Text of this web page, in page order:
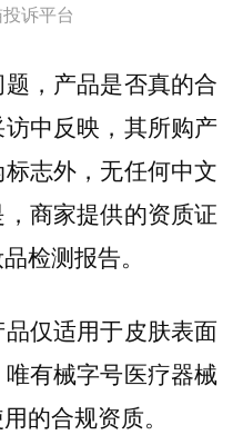
诉平台
，产品是否真的合
中反映，其所购产
志外，无任何中文
商家提供的资质证
检测报告。
仅适用于皮肤表面
有械字号医疗器械
的合规资质。